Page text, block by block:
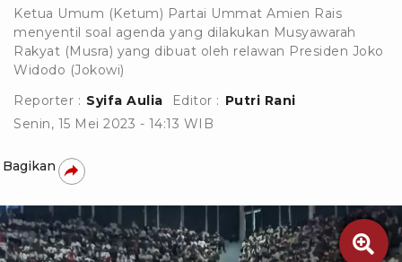
Ketua Umum (Ketum) Partai Ummat Amien Rais
menyentil soal agenda yang dilakukan Musyawarah
Rakyat (Musra) yang dibuat oleh relawan Presiden Joko
Widodo (Jokowi)
Reporter : Syifa Aulia Editor : Putri Rani
Senin, 15 Mei 2023 - 14:13 WIB
Bagikan
